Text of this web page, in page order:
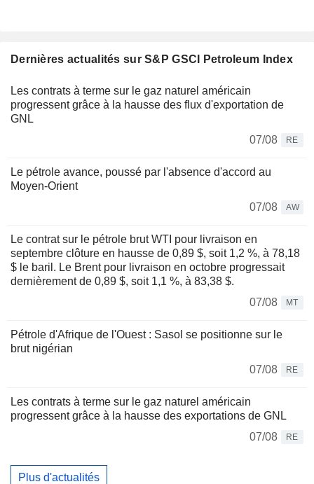
Dernières actualités sur S&P GSCI Petroleum Index
Les contrats à terme sur le gaz naturel américain
progressent grâce à la hausse des flux d'exportation de
GNL
07/08
RE
Le pétrole avance, poussé par l'absence d'accord au
Moyen-Orient
07/08
AW
Le contrat sur le pétrole brut WTI pour livraison en
septembre clôture en hausse de 0,89 $, soit 1,2 %, à 78,18
$ le baril. Le Brent pour livraison en octobre progressait
dernièrement de 0,89 $, soit 1,1 %, à 83,38 $.
07/08
MT
Pétrole d'Afrique de l'Ouest : Sasol se positionne sur le
brut nigérian
07/08
RE
Les contrats à terme sur le gaz naturel américain
progressent grâce à la hausse des exportations de GNL
07/08
RE
Plus d'actualités